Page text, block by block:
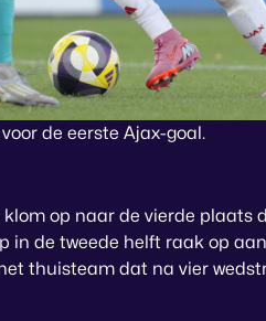
de eerste Ajax-goal.
op naar de vierde plaats
in de tweede helft raak op
thuisteam dat na vier